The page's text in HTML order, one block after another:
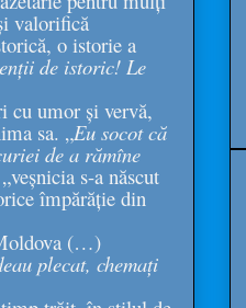
valorifică
o istorie a
de istoric! Le
cu umor și vervă,
sa. „Eu socot că
de a rămîne
s-a născut
împărăție din
(…)
plecat, chemați